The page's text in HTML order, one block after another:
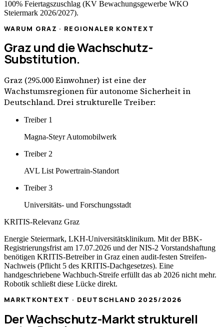
100% Feiertagszuschlag (KV Bewachungsgewerbe WKO
Steiermark 2026/2027).
WARUM GRAZ · REGIONALER KONTEXT
Grazund die Wachschutz-
Substitution.
Graz (295.000Einwohner) ist eine der
Wachstumsregionen für autonome Sicherheit in
Deutschland. Drei strukturelle Treiber:
Treiber 1
Magna-Steyr Automobilwerk
Treiber 2
AVL List Powertrain-Standort
Treiber3
Universitäts- und Forschungsstadt
KRITIS-Relevanz Graz
Energie Steiermark, LKH-Universitätsklinikum. Mit der BBK-
Registrierungsfrist am 17.07.2026 und der NIS-2 Vorstandshaftung
benötigen KRITIS-Betreiber in Graz einen audit-festen Streifen-
Nachweis (Pflicht 5 des KRITIS-Dachgesetzes). Eine
handgeschriebene Wachbuch-Streife erfüllt das ab 2026 nicht mehr.
Robotik schließt diese Lücke direkt.
MARKTKONTEXT · DEUTSCHLAND 2025/2026
Der Wachschutz-Markt strukturell